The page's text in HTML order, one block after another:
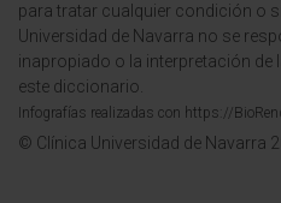
para tratar cualquier condición o
Universidad de Navarra no se
inapropiado o la interpretación
este diccionario.
Infografías realizadas con https://
© Clínica Universidad de Navarra